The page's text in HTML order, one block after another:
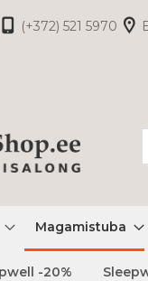
(+372) 521 5970
Magamistuba
-20%